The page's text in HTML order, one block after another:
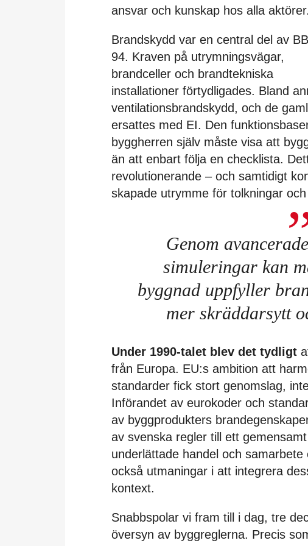
ansvar och kunskap hos alla aktörer.
Brandskydd var en central del av
94. Kraven på utrymningsvägar,
brandceller och brandtekniska
installationer förtydligades. Bland
ventilationsbrandskydd, och de
ersattes med EI. Den
byggherren själv måste visa att
än att enbart följa en checklista.
revolutionerande – och samtidigt
skapade utrymme för tolkningar
Genom
simuleringar kan
byggnad uppfyller
mer skräddarsytt
Under 1990-talet blev det tydligt
från Europa. EU:s ambition att
standarder fick stort genomslag,
Införandet av eurokoder och
av byggprodukters
av svenska regler till ett
underlättade handel och
också utmaningar i att integrera
kontext.
Snabbspolar vi fram till i dag, tre
översyn av byggreglerna. Precis